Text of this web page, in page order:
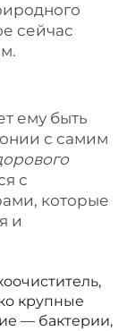
сейчас
ему быть
с самим
с
которые
и
крупные
— бактерии,